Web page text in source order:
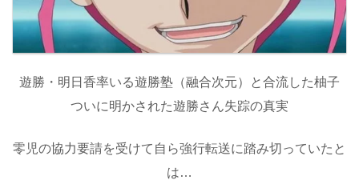
遊勝・明日香率いる遊勝塾（融合次元）と合流した柚子
ついに明かされた遊勝さん失踪の真実
零児の協力要請を受けて自ら強行転送に踏み切っていたと
は…